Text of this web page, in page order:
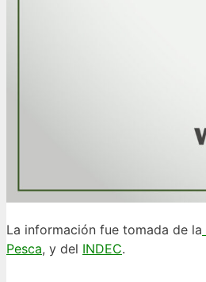
La información fue tomada de la
Pesca, y del INDEC.